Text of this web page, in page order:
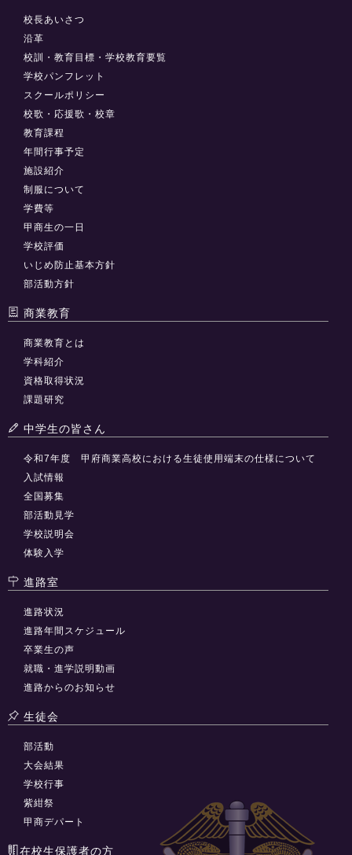
校長あいさつ
沿革
校訓・教育目標・学校教育要覧
学校パンフレット
スクールポリシー
校歌・応援歌・校章
教育課程
年間行事予定
施設紹介
制服について
学費等
甲商生の一日
学校評価
いじめ防止基本方針
部活動方針
商業教育
商業教育とは
学科紹介
資格取得状況
課題研究
中学生の皆さん
令和7年度 甲府商業高校における生徒使用端末の仕様について
入試情報
全国募集
部活動見学
学校説明会
体験入学
進路室
進路状況
進路年間スケジュール
卒業生の声
就職・進学説明動画
進路からのお知らせ
生徒会
部活動
大会結果
学校行事
紫紺祭
甲商デパート
在校生保護者の方